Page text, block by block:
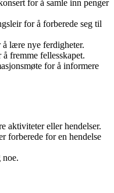
for å samle inn penger
for å forberede seg til
lære nye ferdigheter.
fremme fellesskapet.
for å informere
aktiviteter eller hendelser.
forberede for en hendelse
noe.